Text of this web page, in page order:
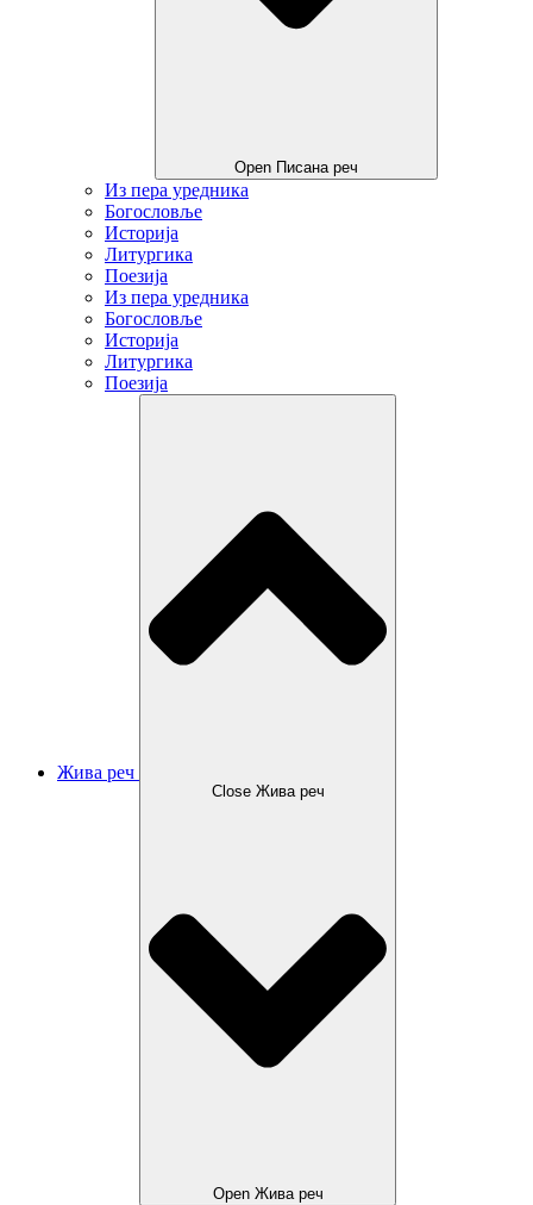
Open Писана реч
Из пера уредника
Богословље
Историја
Литургика
Поезија
Из пера уредника
Богословље
Историја
Литургика
Поезија
Жива реч
Close Жива реч
Open Жива реч